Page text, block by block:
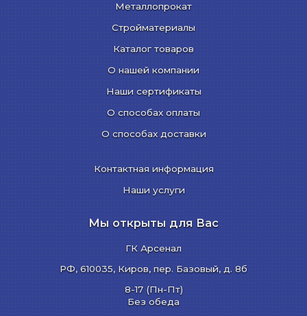
Металлопрокат
Стройматериалы
Каталог товаров
О нашей компании
Наши сертификаты
О способах оплаты
О способах доставки
Контактная информация
Наши услуги
Мы открыты для Вас
ГК Арсенал
РФ, 610035, Киров, пер. Базовый, д. 8б
8-17 (Пн-Пт)
Без обеда